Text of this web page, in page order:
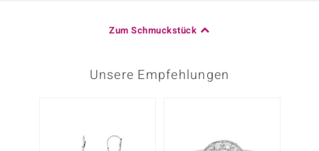
Zum Schmuckstück
Unsere Empfehlungen